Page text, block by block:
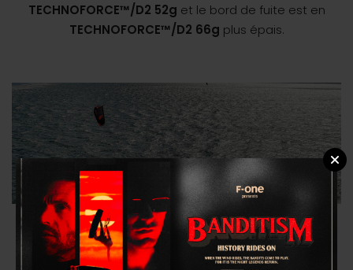
TECHNOFORCE™/D2 52g et le bord de fuite est en
TECHNOFORCE™/D2 66g plus épais.